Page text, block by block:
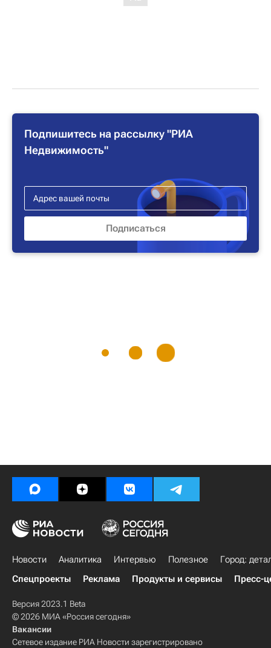
Подпишитесь на рассылку "РИА
Недвижимость"
Новости Аналитика Интервью Полезное
Город:
Спецпроекты
Реклама Продукты и сервисы Пресс-
Версия 2023.1 Beta
© 2026 МИА «Россия сегодня»
Вакансии
Сетевое издание РИА Новости зарегистрировано